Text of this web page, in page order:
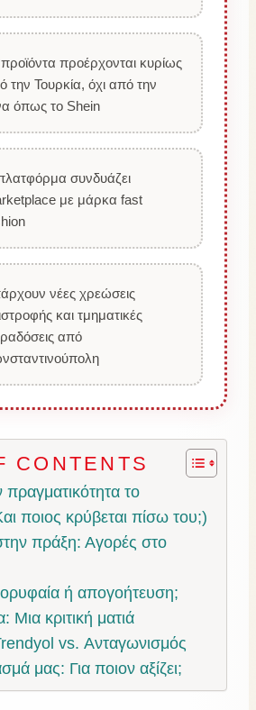
προέρχονται κυρίως
την Τουρκία, όχι από την
όπως το Shein
συνδυάζει
με μάρκα fast
νέες χρεώσεις
και τμηματικές
από
CONTENTS
πραγματικότητα το
ποιος κρύβεται πίσω του;)
πράξη: Αγορές στο
ή απογοήτευση;
Μια κριτική ματιά
vs. Ανταγωνισμός
μας: Για ποιον αξίζει;